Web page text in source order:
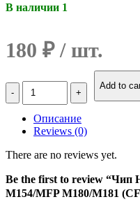
В наличии 1
180 ₽
Количество
Чип
Black
картриджу
HP
CLJ
Pro
M154/MFP
Add to
Описание
Reviews (0)
There are no reviews yet.
Be the first to review “Чип
M154/MFP M180/M181